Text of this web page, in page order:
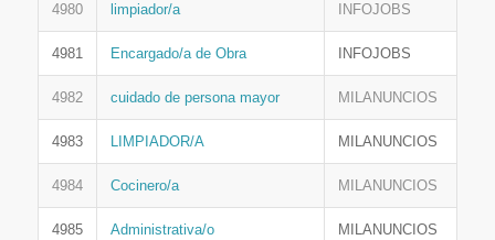
4980 limpiador/a INFOJOBS
4981 Encargado/a de Obra INFOJOBS
4982 cuidado de persona mayor MILANUNCIOS
4983 LIMPIADOR/A MILANUNCIOS
4984 Cocinero/a MILANUNCIOS
4985 Administrativa/o MILANUNCIOS